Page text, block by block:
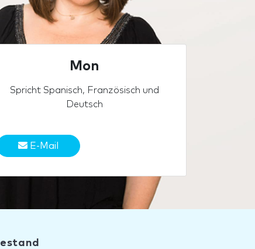
Mon
Spricht Spanisch, Französisch und
Deutsch
E-Mail